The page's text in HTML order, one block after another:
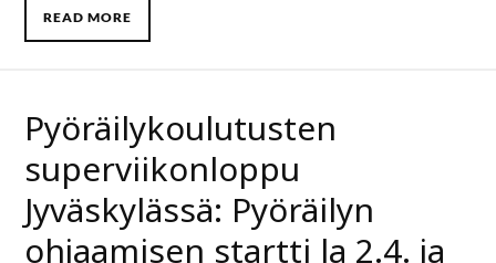
READ MORE
Pyöräilykoulutusten
superviikonloppu
Jyväskylässä: Pyöräilyn
ohjaamisen startti la 2.4. ja